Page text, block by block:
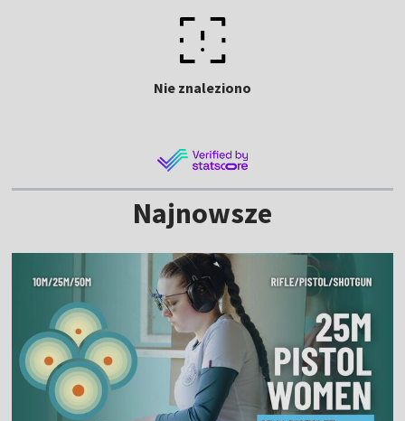
Nie znaleziono
Najnowsze